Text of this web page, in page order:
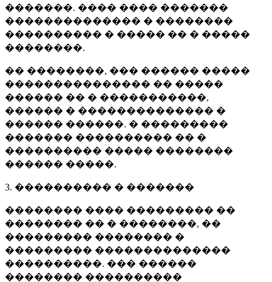
�������. ���� ���� �������
�������������� � ��������
���������� � ����� �� � �����
��������.
�� ��������, ��� ������ �����
��������������� �� �����
������ �� � �����������,
������ � �������������� �
������ ������. � ���������
������� ���������� �� �
���������� ����� ��������
������ �����.
3. ���������� � �������
�������� ���� ��������� ��
�������� �� � ��������, ��
��������� �������� �
��������� ��������������
����������. ��� ������
�������� ����������